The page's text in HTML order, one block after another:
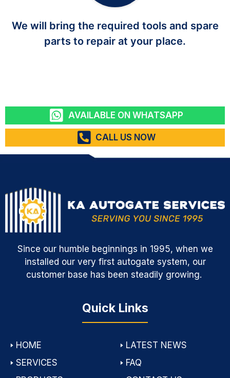
We will bring the required tools and spare
parts to repair at your place.
AVAILABLE ON WHATSAPP
CALL US NOW
Since our humble beginnings in 1995, when we
installed our very first autogate system, our
customer base has been steadily growing.
Quick Links
🢒 HOME
🢒 SERVICES
🢒 LATEST NEWS
🢒 FAQ